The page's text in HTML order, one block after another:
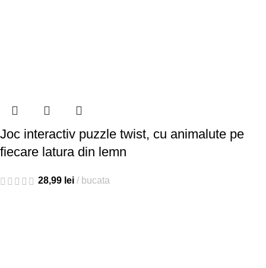
Joc interactiv puzzle twist, cu animalute pe
fiecare latura din lemn
28,99 lei bucata